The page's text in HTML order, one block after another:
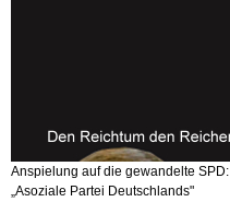
Anspielung auf die gewandelte SPD:
„Asoziale Partei Deutschlands"